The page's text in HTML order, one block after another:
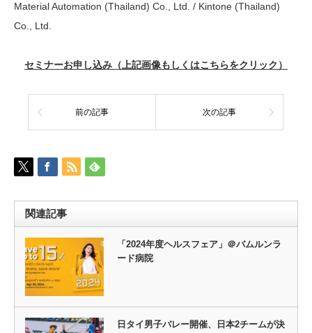
Material Automation (Thailand) Co., Ltd. / Kintone (Thailand)
Co., Ltd.
セミナーお申し込み（上記画像もしくはこちらをクリック）
前の記事 次の記事
関連記事
「2024年度ヘルスフェア」＠バムルンラ
ード病院
日タイ男子バレー開催、日本2チームが決